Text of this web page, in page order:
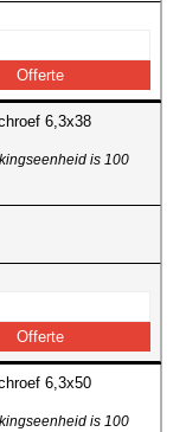
6,3x38
is 100
6,3x50
is 100